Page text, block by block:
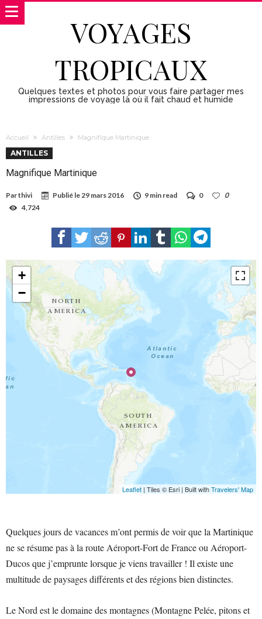
VOYAGES
TROPICAUX
Quelques textes et photos pour vous faire partager mes
impressions de voyage là où il fait chaud et humide
Accueil Antilles Magnifique Martinique
ANTILLES
Magnifique Martinique
Parthivi Publié le29 mars 2016 9 min read 0
0
4,724
Travelers' Map is loading...
If you see this after your page is loaded
completely, leafletJS files are missing.
+
−
Leaflet | Tiles © Esri | Built withTravelers' Map
Quelques jours de vacances m’ont permis de voir que la Martinique
ne se résume pas à la route Aéroport-Fort de France ou Aéroport-
Ducos que j’emprunte lorsque je viens travailler ! Il existe une
multitude de paysages différents et des régions bien distinctes.
Le Nord est le domaine des montagnes (Montagne Pelée, pitons et